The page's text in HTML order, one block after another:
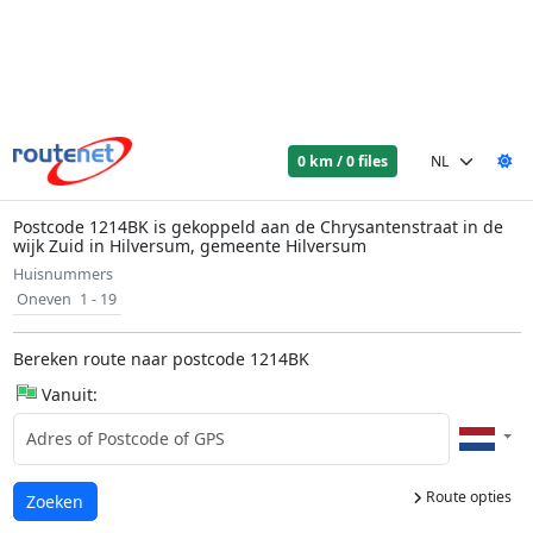
0 km / 0 files
Postcode 1214BK is gekoppeld aan de Chrysantenstraat in de
wijk Zuid in Hilversum, gemeente Hilversum
Huisnummers
Oneven 1 - 19
Bereken route naar postcode 1214BK
Vanuit:
Route opties
Laden...
Zoeken